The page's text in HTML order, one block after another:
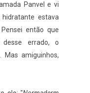
Panvel e vi
estava
então que
errado, o
Mas amiguinhos,